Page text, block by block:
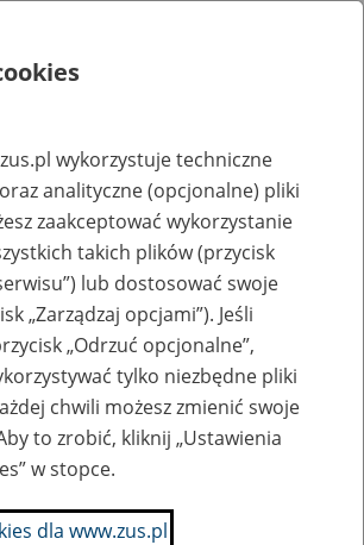
lub
zakładów pracy
wykorzystuje techniczne
analityczne (opcjonalne) pliki
zaakceptować wykorzystanie
takich plików (przycisk
lub dostosować swoje
„Zarządzaj opcjami”). Jeśli
„Odrzuć opcjonalne”,
tylko niezbędne pliki
chwili możesz zmienić swoje
to zrobić, kliknij „Ustawienia
w stopce.
dla www.zus.pl